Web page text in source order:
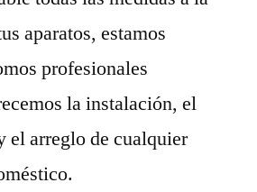
aparatos, estamos
profesionales
la instalación, el
el arreglo de cualquier